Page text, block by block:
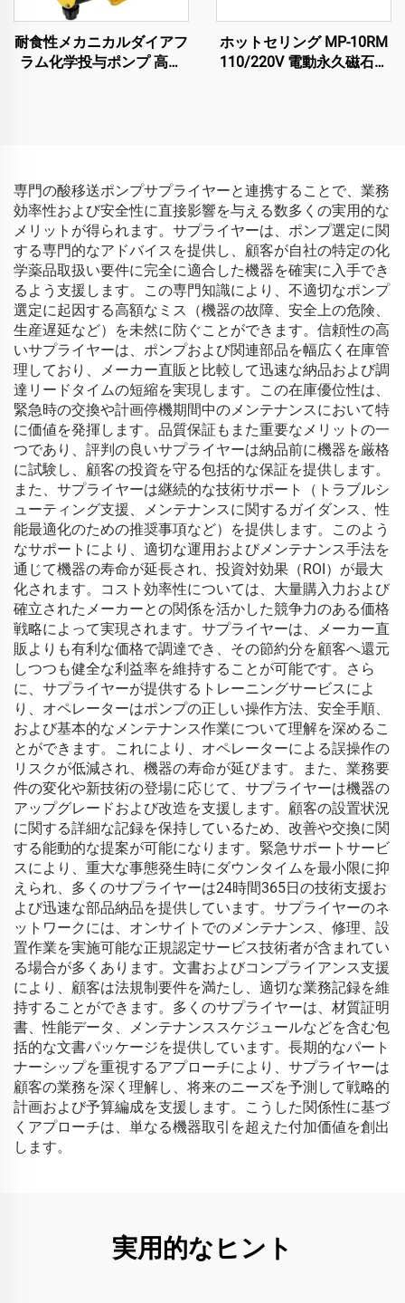
耐食性メカニカルダイアフ
ラム化学投与ポンプ 高性
ホットセリング MP-10RM
110/220V 電動永久磁石式
専門の酸移送ポンプサプライヤーと連携することで、業務
効率性および安全性に直接影響を与える数多くの実用的な
メリットが得られます。サプライヤーは、ポンプ選定に関
する専門的なアドバイスを提供し、顧客が自社の特定の化
学薬品取扱い要件に完全に適合した機器を確実に入手でき
るよう支援します。この専門知識により、不適切なポンプ
選定に起因する高額なミス（機器の故障、安全上の危険、
生産遅延など）を未然に防ぐことができます。信頼性の高
いサプライヤーは、ポンプおよび関連部品を幅広く在庫管
理しており、メーカー直販と比較して迅速な納品および調
達リードタイムの短縮を実現します。この在庫優位性は、
緊急時の交換や計画停機期間中のメンテナンスにおいて特
に価値を発揮します。品質保証もまた重要なメリットの一
つであり、評判の良いサプライヤーは納品前に機器を厳格
に試験し、顧客の投資を守る包括的な保証を提供します。
また、サプライヤーは継続的な技術サポート（トラブルシ
ューティング支援、メンテナンスに関するガイダンス、性
能最適化のための推奨事項など）を提供します。このよう
なサポートにより、適切な運用およびメンテナンス手法を
通じて機器の寿命が延長され、投資対効果（ROI）が最大
化されます。コスト効率性については、大量購入力および
確立されたメーカーとの関係を活かした競争力のある価格
戦略によって実現されます。サプライヤーは、メーカー直
販よりも有利な価格で調達でき、その節約分を顧客へ還元
しつつも健全な利益率を維持することが可能です。さら
に、サプライヤーが提供するトレーニングサービスによ
り、オペレーターはポンプの正しい操作方法、安全手順、
および基本的なメンテナンス作業について理解を深めるこ
とができます。これにより、オペレーターによる誤操作の
リスクが低減され、機器の寿命が延びます。また、業務要
件の変化や新技術の登場に応じて、サプライヤーは機器の
アップグレードおよび改造を支援します。顧客の設置状況
に関する詳細な記録を保持しているため、改善や交換に関
する能動的な提案が可能になります。緊急サポートサービ
スにより、重大な事態発生時にダウンタイムを最小限に抑
えられ、多くのサプライヤーは24時間365日の技術支援お
よび迅速な部品納品を提供しています。サプライヤーのネ
ットワークには、オンサイトでのメンテナンス、修理、設
置作業を実施可能な正規認定サービス技術者が含まれてい
る場合が多くあります。文書およびコンプライアンス支援
により、顧客は法規制要件を満たし、適切な業務記録を維
持することができます。多くのサプライヤーは、材質証明
書、性能データ、メンテナンススケジュールなどを含む包
括的な文書パッケージを提供しています。長期的なパート
ナーシップを重視するアプローチにより、サプライヤーは
顧客の業務を深く理解し、将来のニーズを予測して戦略的
計画および予算編成を支援します。こうした関係性に基づ
くアプローチは、単なる機器取引を超えた付加価値を創出
します。
実用的なヒント